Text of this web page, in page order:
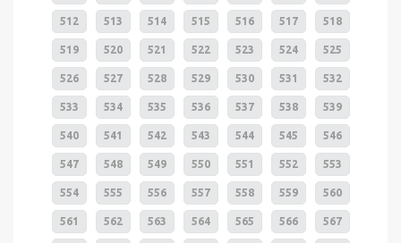
512 513 514 515 516 517 518
519 520 521 522 523 524 525
526 527 528 529 530 531 532
533 534 535 536 537 538 539
540 541 542 543 544 545 546
547 548 549 550 551 552 553
554 555 556 557 558 559 560
561 562 563 564 565 566 567